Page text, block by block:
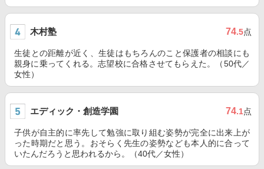
木村塾 74.5点
生徒との距離が近く、生徒はもちろんのこと保護者の相談にも
親身に乗ってくれる。志望校に合格させてもらえた。（50代／
女性）
エディック・創造学園 74.1点
子供が自主的に率先して勉強に取り組む姿勢が完全に出来上が
った時期だと思う。おそらく先生の姿勢なども本人的に合って
いたんだろうと思われるから。（40代／女性）